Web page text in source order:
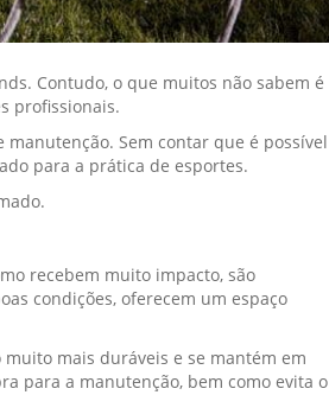
Contudo, o que muitos não sabem é
profissionais.
Sem contar que é possível
para a prática de esportes.
recebem muito impacto, são
condições, oferecem um espaço
mais duráveis e se mantém em
para a manutenção, bem como evita o